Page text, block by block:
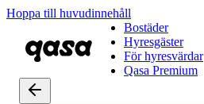
Hoppa till huvudinnehåll
Bostäder
Hyresgäster
För hyresvärdar
Qasa Premium